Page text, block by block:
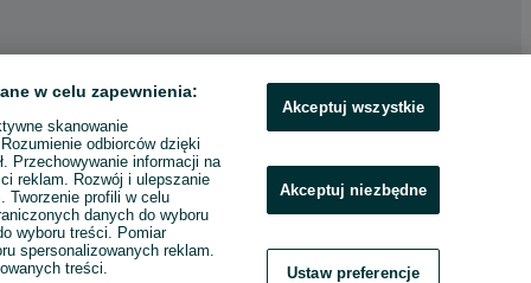
w celu zapewnienia:
skanowanie
odbiorców dzięki
Przechowywanie informacji na
reklam. Rozwój i ulepszanie
Tworzenie profili w celu
danych do wyboru
wyboru treści. Pomiar
spersonalizowanych reklam.
treści.
Akceptuj wszystkie
Akceptuj niezbędne
Ustaw preferencje